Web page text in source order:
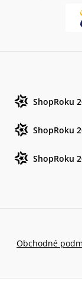
ShopRoku
ShopRoku
ShopRoku
Obchodné